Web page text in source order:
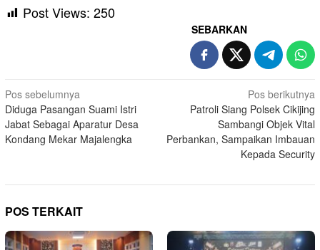
Post Views: 250
SEBARKAN
Navigasi
pos
Pos sebelumnya
Diduga Pasangan Suami Istri
Jabat Sebagai Aparatur Desa
Kondang Mekar Majalengka
Pos berikutnya
Patroli Siang Polsek Cikijing
Sambangi Objek Vital
Perbankan, Sampaikan Imbauan
Kepada Security
POS TERKAIT